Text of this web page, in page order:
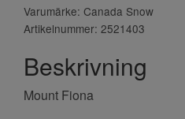
Varumärke: Canada Snow
Artikelnummer: 2521403
Beskrivning
Mount Fiona